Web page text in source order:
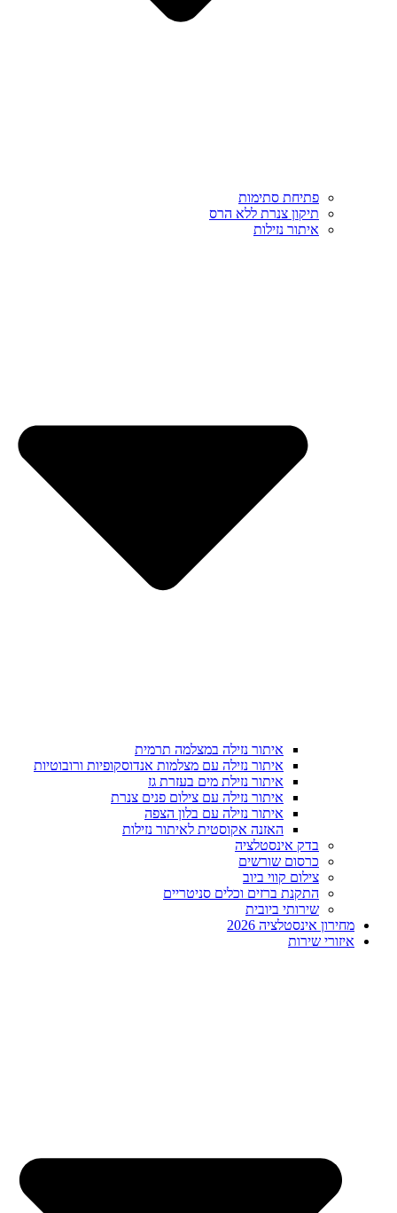
פתיחת סתימות
תיקון צנרת ללא הרס
איתור נזילות
איתור נזילה במצלמה תרמית
איתור נזילה עם מצלמות אנדוסקופיות ורובוטיות
איתור נזילת מים בעזרת גז
איתור נזילה עם צילום פנים צנרת
איתור נזילה עם בלון הצפה
האזנה אקוסטית לאיתור נזילות
בדק אינסטלציה
כרסום שורשים
צילום קווי ביוב
התקנת ברזים וכלים סניטריים
שירותי ביובית
מחירון אינסטלציה 2026
איזורי שירות